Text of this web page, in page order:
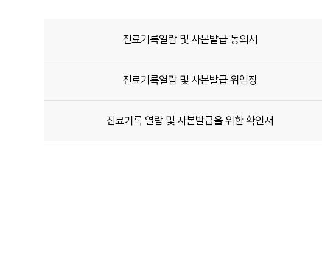
진료기록열람 및 사본발급 동의서
진료기록열람 및 사본발급 위임장
진료기록 열람 및 사본발급을 위한 확인서